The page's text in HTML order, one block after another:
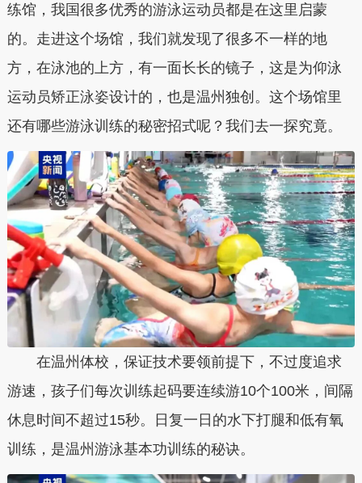
练馆，我国很多优秀的游泳运动员都是在这里启蒙
的。走进这个场馆，我们就发现了很多不一样的地
方，在泳池的上方，有一面长长的镜子，这是为仰泳
运动员矫正泳姿设计的，也是温州独创。这个场馆里
还有哪些游泳训练的秘密招式呢？我们去一探究竟。
在温州体校，保证技术要领前提下，不过度追求
游速，孩子们每次训练起码要连续游10个100米，间隔
休息时间不超过15秒。日复一日的水下打腿和低有氧
训练，是温州游泳基本功训练的秘诀。